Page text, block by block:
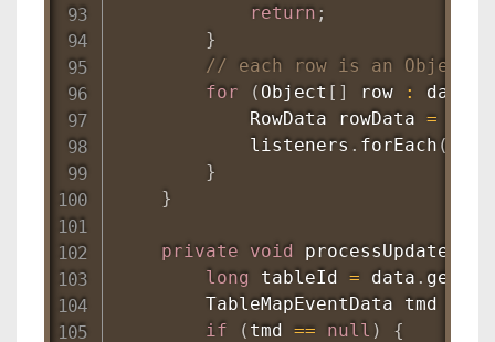
return ;
}
// each row is an Object[]
for
( Object [ ] row : data
RowData rowData =
            listeners
. forEach (
}
}
private void processUpdateRows
long tableId = data .
TableMapEventData tmd
if
( tmd == null )
{